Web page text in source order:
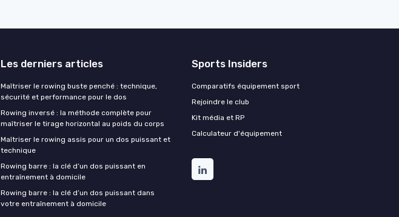
Les derniers articles
Maîtriser le rowing buste penché : technique,
sécurité et performance pour le dos
Rowing inversé : la méthode complète pour
maîtriser le tirage horizontal au poids du corps
Maîtriser le rowing assis pour un dos puissant et
technique
Rowing barre : la clé d’un dos puissant en
entraînement à domicile
Rowing barre : la clé d’un dos puissant dans
votre entraînement à domicile
Sports Insiders
Comparatifs équipement sport
Rejoindre le club
Kit média et RP
Calculateur d'équipement